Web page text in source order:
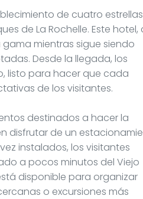
de cuatro estrellas
de La Rochelle. Este hotel,
mientras sigue siendo
Desde la llegada, los
listo para hacer que cada
de los visitantes.
destinados a hacer la
disfrutar de un
instalados, los visitantes
a pocos minutos del Viejo
disponible para organizar
o excursiones más